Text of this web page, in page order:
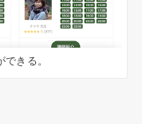
きる。